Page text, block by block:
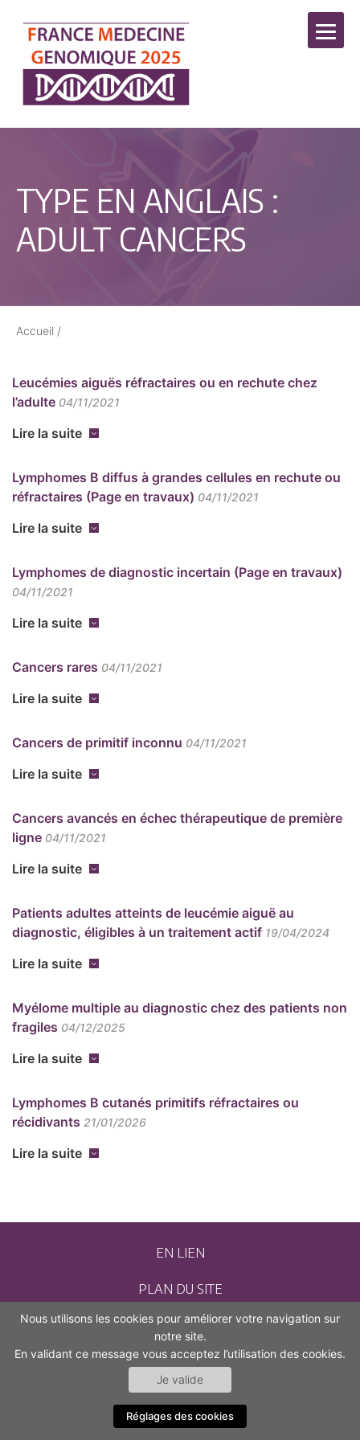
TYPE EN ANGLAIS :
ADULT CANCERS
Accueil /
Leucémies aiguës réfractaires ou en rechute chez
l’adulte 04/11/2021
Lire la suite
Lymphomes B diffus à grandes cellules en rechute ou
réfractaires (Page en travaux) 04/11/2021
Lire la suite
Lymphomes de diagnostic incertain (Page en travaux)
04/11/2021
Lire la suite
Cancers rares 04/11/2021
Lire la suite
Cancers de primitif inconnu 04/11/2021
Lire la suite
Cancers avancés en échec thérapeutique de première
ligne 04/11/2021
Lire la suite
Patients adultes atteints de leucémie aiguë au
diagnostic, éligibles à un traitement actif 19/04/2024
Lire la suite
Myélome multiple au diagnostic chez des patients non
fragiles 04/12/2025
Lire la suite
Lymphomes B cutanés primitifs réfractaires ou
récidivants 21/01/2026
Lire la suite
EN LIEN
PLAN DU SITE
CONTACT
MENTIONS LÉGALES
ACCESSIBILITÉ (NON CONFORME)
Nous utilisons les cookies pour améliorer votre navigation sur
notre site.
En validant ce message vous acceptez l’utilisation des cookies.
Je valide
Réglages des cookies